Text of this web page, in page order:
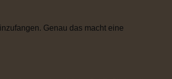
Genau das macht eine